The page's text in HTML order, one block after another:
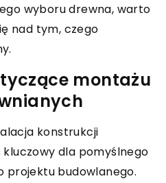
wyboru drewna, warto
nad tym, czego
montażu
konstrukcji
dla pomyślnego
projektu budowlanego.